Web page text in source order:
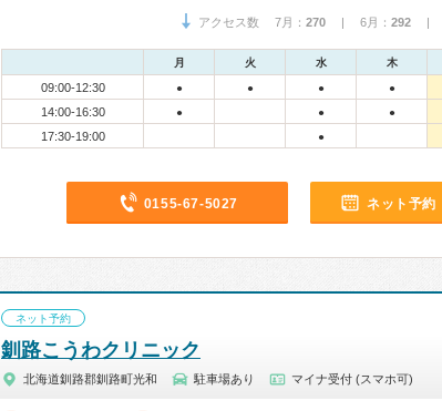
アクセス数 7月： 270 | 6月： 292 |
月 火 水 木
09:00-12:30 ● ● ● ●
14:00-16:30
● ● ●
17:30-19:00 ●
0155-67-5027 ネット予約
ネット予約
釧路こうわクリニック
北海道釧路郡釧路町光和 駐車場あり マイナ受付 (スマホ可)